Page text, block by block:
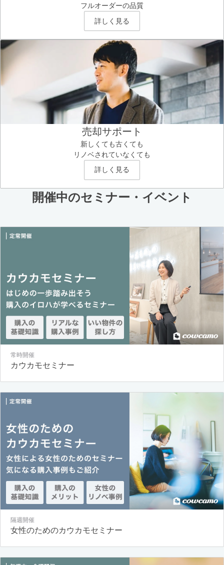
フルオーダーの品質
詳しく見る
売却サポート
新しくても古くても
リノベされていなくても
詳しく見る
開催中のセミナー・イベント
常時開催
カウカモセミナー
隔週開催
女性のためのカウカモセミナー